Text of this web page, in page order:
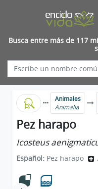
Busca entre más de 117
Animales
Animalia
Pez harapo
Icosteus
Español: Pez harapo